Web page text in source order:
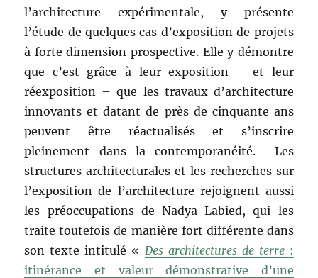
l’architecture expérimentale, y présente
l’étude de quelques cas d’exposition de projets
à forte dimension prospective. Elle y démontre
que c’est grâce à leur exposition – et leur
réexposition – que les travaux d’architecture
innovants et datant de près de cinquante ans
peuvent être réactualisés et s’inscrire
pleinement dans la contemporanéité. Les
structures architecturales et les recherches sur
l’exposition de l’architecture rejoignent aussi
les préoccupations de Nadya Labied, qui les
traite toutefois de manière fort différente dans
son texte intitulé « Des architectures de terre:
itinérance et valeur démonstrative d’une